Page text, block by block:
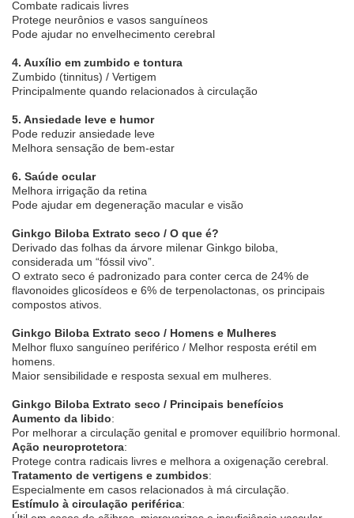
Combate radicais livres
Protege neurônios e vasos sanguíneos
Pode ajudar no envelhecimento cerebral
4. Auxílio em zumbido e tontura
Zumbido (tinnitus) / Vertigem
Principalmente quando relacionados à circulação
5. Ansiedade leve e humor
Pode reduzir ansiedade leve
Melhora sensação de bem-estar
6. Saúde ocular
Melhora irrigação da retina
Pode ajudar em degeneração macular e visão
Ginkgo Biloba Extrato seco / O que é?
Derivado das folhas da árvore milenar Ginkgo biloba,
considerada um “fóssil vivo”.
O extrato seco é padronizado para conter cerca de 24% de
flavonoides glicosídeos e 6% de terpenolactonas, os principais
compostos ativos.
Ginkgo Biloba Extrato seco / Homens e Mulheres
Melhor fluxo sanguíneo periférico / Melhor resposta erétil em
homens.
Maior sensibilidade e resposta sexual em mulheres.
Ginkgo Biloba Extrato seco / Principais benefícios
Aumento da libido:
Por melhorar a circulação genital e promover equilíbrio hormonal.
Ação neuroprotetora:
Protege contra radicais livres e melhora a oxigenação cerebral.
Tratamento de vertigens e zumbidos:
Especialmente em casos relacionados à má circulação.
Estímulo à circulação periférica: